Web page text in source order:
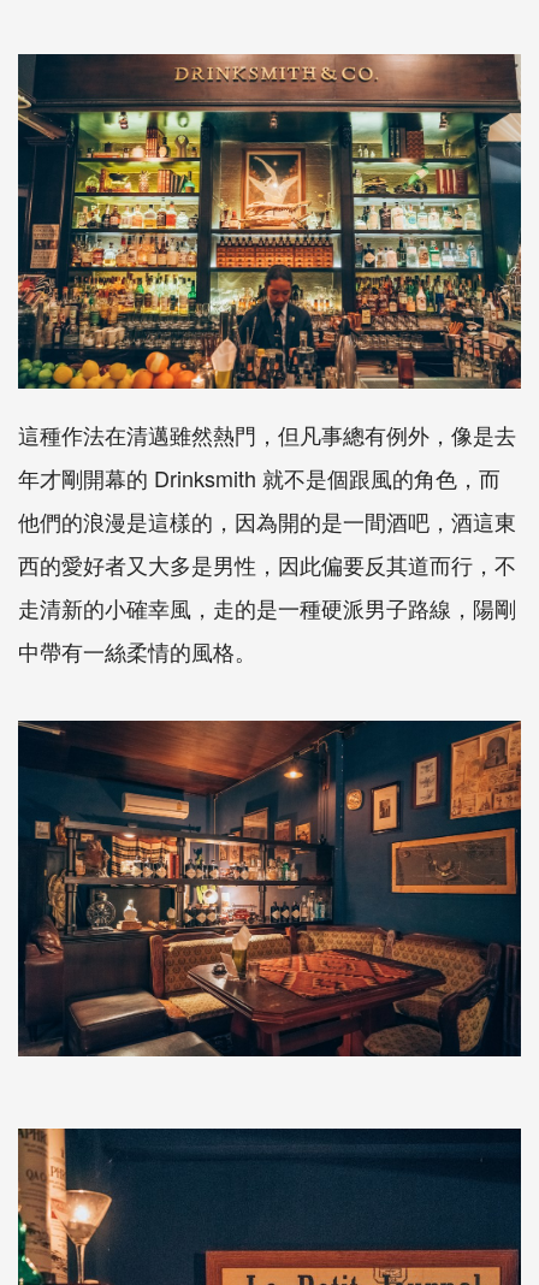
這種作法在清邁雖然熱門，但凡事總有例外，像是去
年才剛開幕的 Drinksmith 就不是個跟風的角色，而
他們的浪漫是這樣的，因為開的是一間酒吧，酒這東
西的愛好者又大多是男性，因此偏要反其道而行，不
走清新的小確幸風，走的是一種硬派男子路線，陽剛
中帶有一絲柔情的風格。